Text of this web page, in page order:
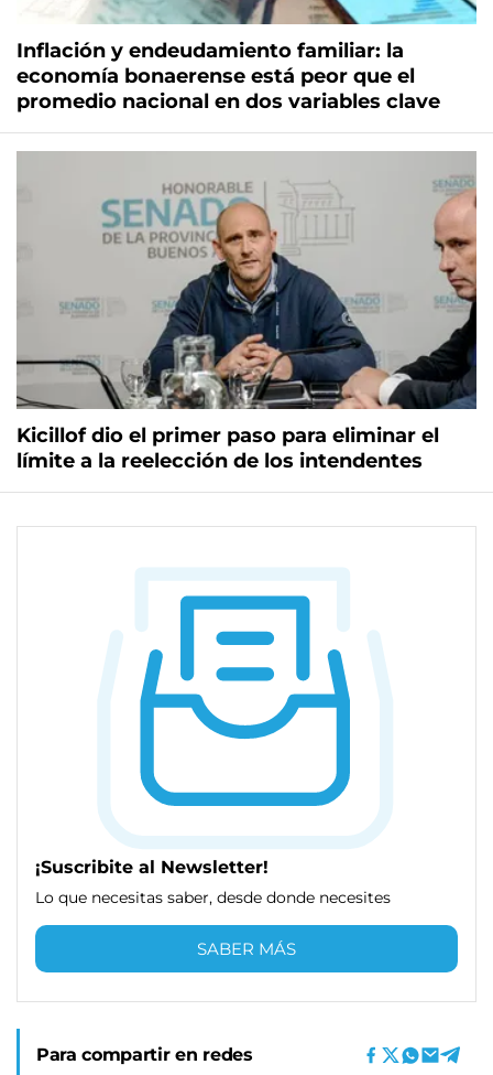
Inflación y endeudamiento familiar: la
economía bonaerense está peor que el
promedio nacional en dos variables clave
Kicillof dio el primer paso para eliminar el
límite a la reelección de los intendentes
¡Suscribite al Newsletter!
Lo que necesitas saber, desde donde necesites
SABER MÁS
Para compartir en redes